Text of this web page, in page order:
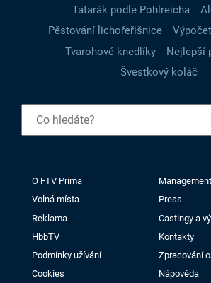
Tatarák podle Pohlreicha
Pěstování lichořeřišnice
Tvarohové knedlíky
Nejlepší
Švestkový koláč
O FTV Prima
Management
Volná místa
Press
Reklama
Castingy a
HbbTV
Kontakty
Podmínky užívání
Zpracování
Cookies
Nápověda